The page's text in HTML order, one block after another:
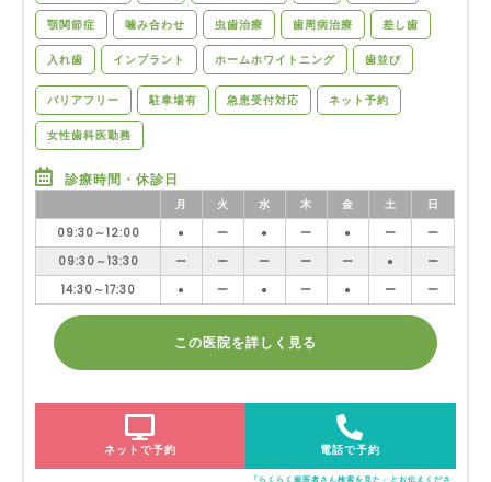
顎関節症 噛み合わせ 虫歯治療 歯周病治療 差し歯
入れ歯 インプラント ホームホワイトニング 歯並び
バリアフリー 駐車場有 急患受付対応 ネット予約
女性歯科医勤務
診療時間・休診日
月 火 水 木 金 土
日
09:30～12:00
● ー ● ー ● ー
ー
09:30～13:30
ー ー ー ー ー ●
ー
14:30～17:30
● ー ● ー ● ー ー
この医院を詳しく見る
ネットで予約 電話で予約
「らくらく歯医者さん検索を見た」とお伝えくださ